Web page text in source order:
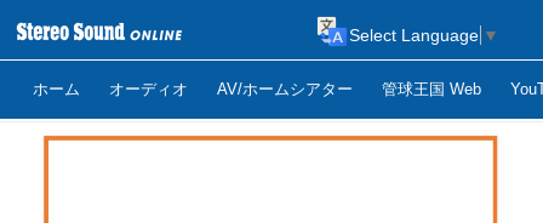
ホーム オーディオ AV/ホームシアター 管球王国 Web
Select Language ▼